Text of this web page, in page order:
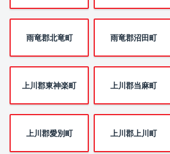
雨竜郡北竜町 雨竜郡沼田町
上川郡東神楽町 上川郡当麻町
上川郡愛別町 上川郡上川町